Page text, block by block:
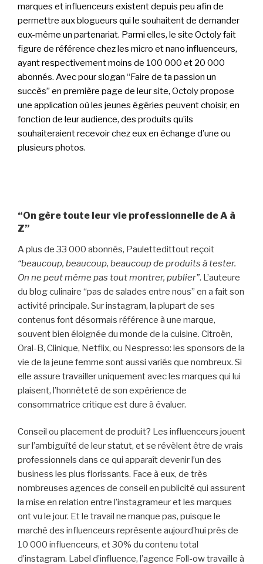
marques et influenceurs existent depuis peu afin de
permettre aux blogueurs qui le souhaitent de demander
eux-même un partenariat. Parmi elles, le site Octoly fait
figure de référence chez les micro et nano influenceurs,
ayant respectivement moins de 100 000 et 20 000
abonnés. Avec pour slogan “Faire de ta passion un
succès” en première page de leur site, Octoly propose
une application où les jeunes égéries peuvent choisir, en
fonction de leur audience, des produits qu’ils
souhaiteraient recevoir chez eux en échange d’une ou
plusieurs photos.
“On gère toute leur vie professionnelle de A à
Z”
A plus de 33 000 abonnés, Paulettedittout reçoit
“beaucoup, beaucoup, beaucoup de produits à tester.
On ne peut même pas tout montrer, publier”. L’auteure
du blog culinaire “pas de salades entre nous” en a fait son
activité principale. Sur instagram, la plupart de ses
contenus font désormais référence à une marque,
souvent bien éloignée du monde de la cuisine. Citroën,
Oral-B, Clinique, Netflix, ou Nespresso: les sponsors de la
vie de la jeune femme sont aussi variés que nombreux. Si
elle assure travailler uniquement avec les marques qui lui
plaisent, l’honnêteté de son expérience de
consommatrice critique est dure à évaluer.
Conseil ou placement de produit? Les influenceurs jouent
sur l’ambiguïté de leur statut, et se révèlent être de vrais
professionnels dans ce qui apparaît devenir l’un des
business les plus florissants. Face à eux, de très
nombreuses agences de conseil en publicité qui assurent
la mise en relation entre l’instagrameur et les marques
ont vu le jour. Et le travail ne manque pas, puisque le
marché des influenceurs représente aujourd’hui près de
10 000 influenceurs, et 30% du contenu total
d’instagram. Label d’influence, l’agence Foll-ow travaille à